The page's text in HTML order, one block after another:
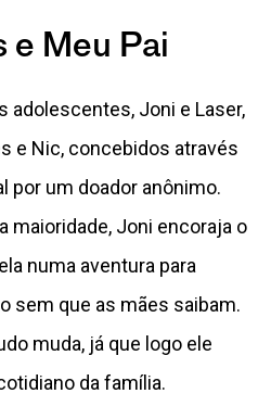
e Meu Pai
adolescentes, Joni e Laser,
e Nic, concebidos através
por um doador anônimo.
maioridade, Joni encoraja o
numa aventura para
sem que as mães saibam.
muda, já que logo ele
da família.